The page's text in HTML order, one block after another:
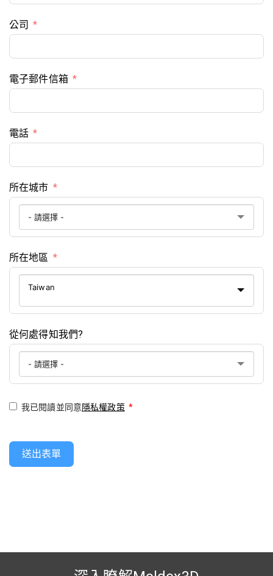
公司
電子郵件信箱
電話
所在城市
所在地區
Taiwan
從何處得知我們?
我已閱讀並同意隱私權政策 *
送出表單